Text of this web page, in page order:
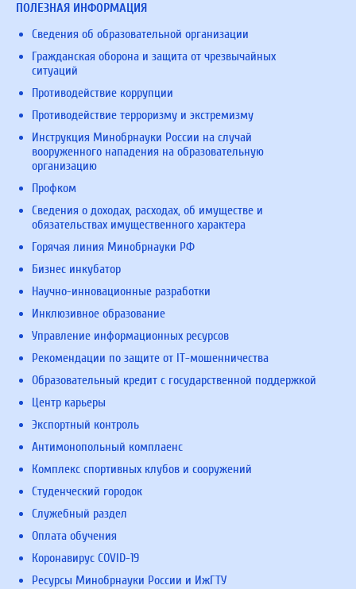
ПОЛЕЗНАЯ ИНФОРМАЦИЯ
Сведения об образовательной организации
Гражданская оборона и защита от чрезвычайных
ситуаций
Противодействие коррупции
Противодействие терроризму и экстремизму
Инструкция Минобрнауки России на случай
вооруженного нападения на образовательную
организацию
Профком
Сведения о доходах, расходах, об имуществе и
обязательствах имущественного характера
Горячая линия Минобрнауки РФ
Бизнес инкубатор
Научно-инновационные разработки
Инклюзивное образование
Управление информационных ресурсов
Рекомендации по защите от IT-мошенничества
Образовательный кредит с государственной поддержкой
Центр карьеры
Экспортный контроль
Антимонопольный комплаенс
Комплекс спортивных клубов и сооружений
Студенческий городок
Служебный раздел
Оплата обучения
Коронавирус COVID-19
Ресурсы Минобрнауки России и ИжГТУ